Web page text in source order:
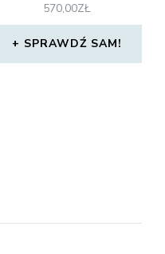
570,00ZŁ
SPRAWDŹ SAM!